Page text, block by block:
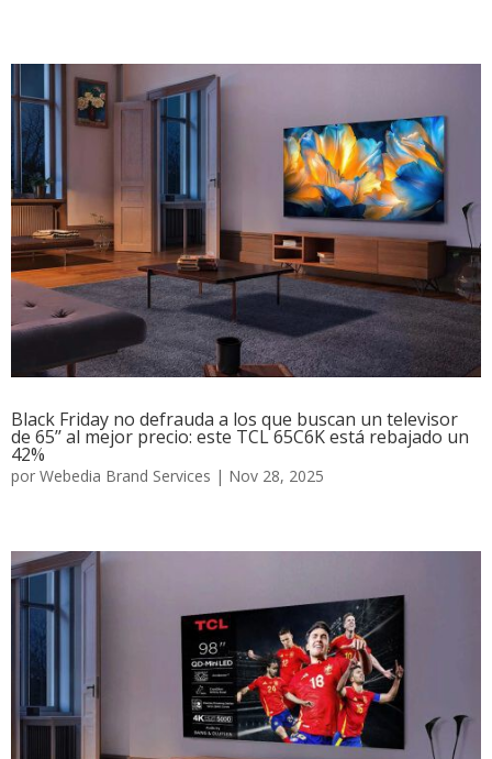
Black Friday no defrauda a los que buscan un televisor
de 65’’ al mejor precio: este TCL 65C6K está rebajado un
42%
por Webedia Brand Services | Nov 28, 2025